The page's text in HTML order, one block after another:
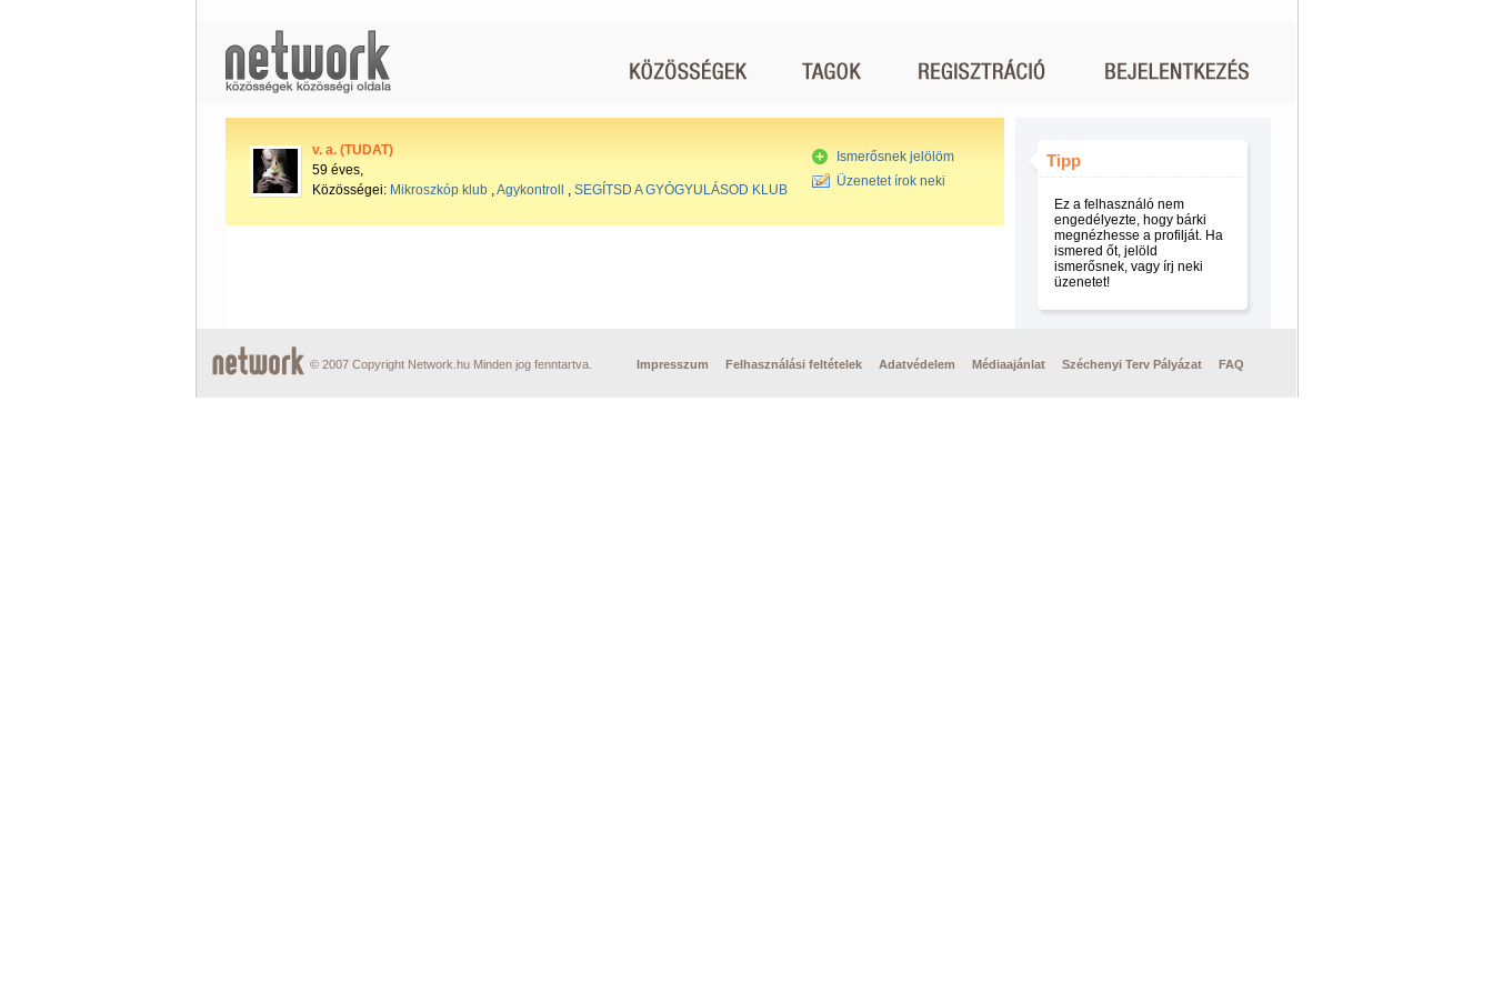
v. a. (TUDAT)
59 éves,
Közösségei: Mikroszkóp klub,Agykontroll , SEGÍTSD A GYÓGYULÁSOD KLUB
Ismerősnek jelölöm
Üzenetet írok neki
Tipp
Ez a felhasználó nem
engedélyezte, hogy bárki
megnézhesse a profilját. Ha
ismered őt, jelöld
ismerősnek, vagy írj neki
üzenetet!
© 2007 Copyright Network.hu Minden jog fenntartva. Impresszum Felhasználási feltételek Adatvédelem Médiaajánlat Széchenyi Terv Pályázat FAQ